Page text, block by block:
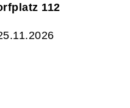
112